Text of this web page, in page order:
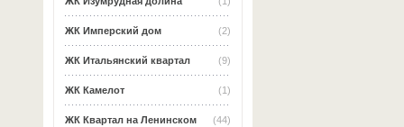
(2)
ЖК Имперский дом
(9)
ЖК Итальянский квартал
(1)
ЖК Камелот
(44)
ЖК Квартал на Ленинском